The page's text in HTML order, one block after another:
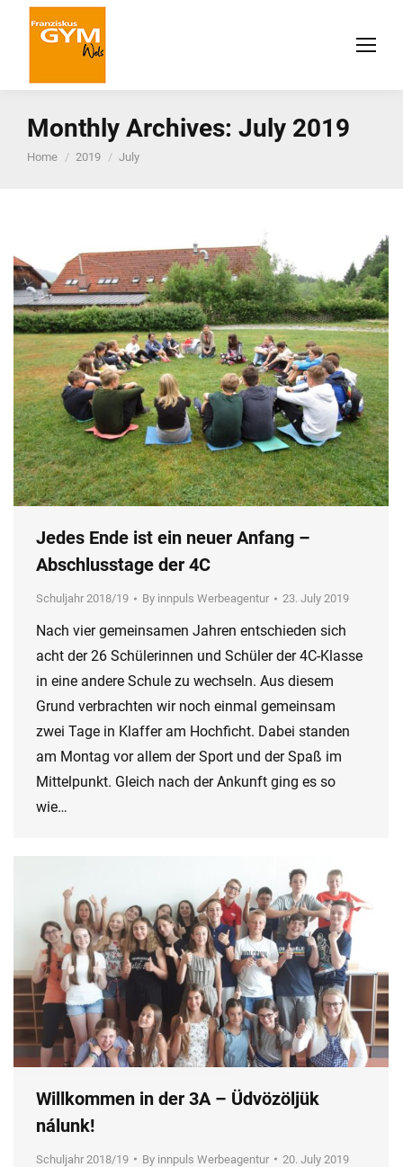
Monthly Archives: July 2019
You are here:
Home 2019 July
Jedes Ende ist ein neuer Anfang –
Abschlusstage der 4C
Schuljahr 2018/19 By innpuls Werbeagentur 23. July 2019
Nach vier gemeinsamen Jahren entschieden sich
acht der 26 Schülerinnen und Schüler der 4C-Klasse
in eine andere Schule zu wechseln. Aus diesem
Grund verbrachten wir noch einmal gemeinsam
zwei Tage in Klaffer am Hochficht. Dabei standen
am Montag vor allem der Sport und der Spaß im
Mittelpunkt. Gleich nach der Ankunft ging es so
wie…
Willkommen in der 3A – Üdvözöljük
nálunk!
Schuljahr 2018/19 By innpuls Werbeagentur 20. July 2019